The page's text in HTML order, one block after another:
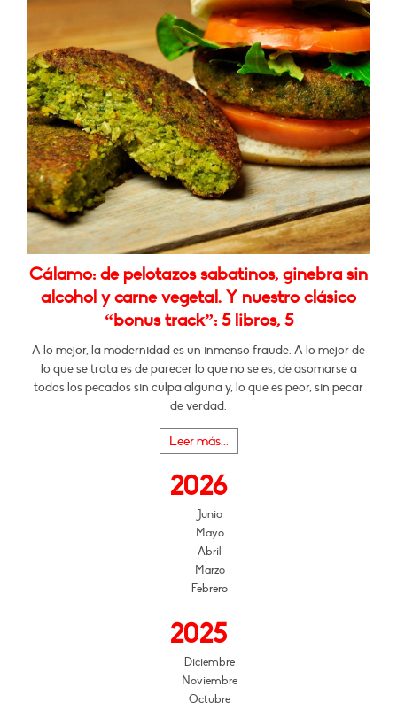
Cálamo: de pelotazos sabatinos, ginebra sin
alcohol y carne vegetal. Y nuestro clásico
“bonus track”: 5 libros, 5
A lo mejor, la modernidad es un inmenso fraude. A lo mejor de
lo que se trata es de parecer lo que no se es, de asomarse a
todos los pecados sin culpa alguna y, lo que es peor, sin pecar
de verdad.
Leer más...
2026
Junio
Mayo
Abril
Marzo
Febrero
2025
Diciembre
Noviembre
Octubre